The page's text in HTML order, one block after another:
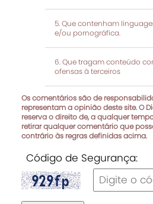
Que contenham
e/ou pornográfica.
Que tragam conteúdo
ofensas à terceiros
Os comentários são de
representam a opinião deste site. O
reserva o direito de, a qualquer
retirar qualquer comentário que
contrário às regras definidas acima.
Código de Segurança: